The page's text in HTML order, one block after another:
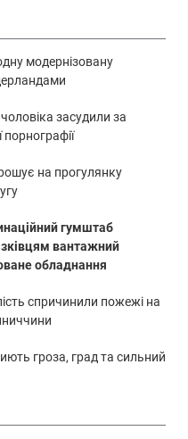
модернізовану
засудили за
на прогулянку
гумштаб
вантажний
обладнання
спричинили пожежі на
гроза, град та сильний